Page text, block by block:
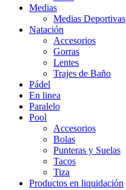
Medias
Medias Deportivas
Natación
Accesorios
Gorras
Lentes
Trajes de Baño
Pádel
En linea
Paralelo
Pool
Accesorios
Bolas
Punteras y Suelas
Tacos
Tiza
Productos en liquidación